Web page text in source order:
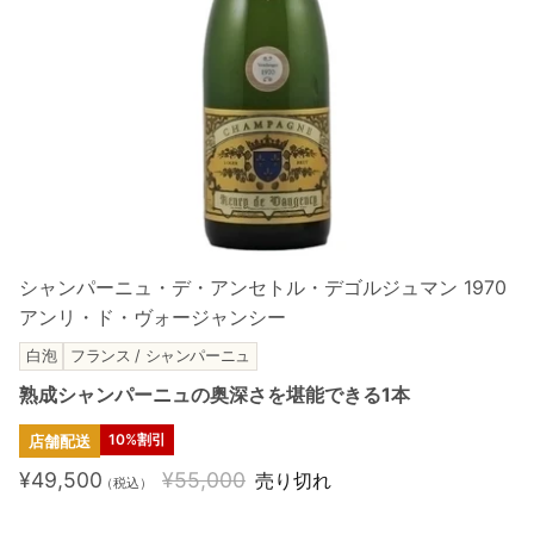
シャンパーニュ・デ・アンセトル・デゴルジュマン 1970
アンリ・ド・ヴォージャンシー
白泡 フランス / シャンパーニュ
熟成シャンパーニュの奥深さを堪能できる1本
店舗配送 10%割引
¥49,500（税込） ¥55,000 売り切れ